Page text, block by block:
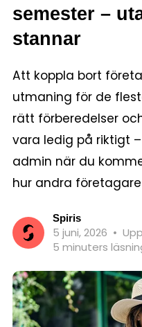
semester –
stannar
Att koppla bort
utmaning för de
rätt förberedelser
vara ledig på riktigt
admin när du
hur andra
Spiris
5 juni, 2026 •
5 minuters